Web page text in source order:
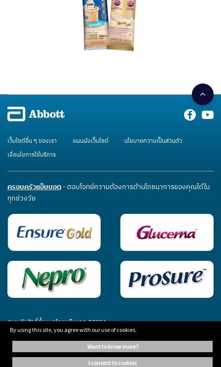
เว็บไซต์อื่น ๆ ของเรา แผนผังเว็บไซต์
นโยบายความเป็นส่วนตัว
เงื่อนไขการใช้บริการ
ครอบครัวแอ๊บบอต- ตอบโจทย์ความต้องการด้านโภชนาการของคุณได้ใน
ทุกช่วงวัย
สงวนลิขสิทธิ์ทั้งหมดโดยแอ๊บบอต ©2024
ข้อมูลในเว็บไซต์นี้จัดทำขึ้นเพื่อการศึกษาเท่านั้น ไม่ได้เป็นคำแนะนำจากผู้เชี่ยวชาญอิสระ
กรุณาปรึกษาแพทย์ประจำตัวเพื่อขอคำแนะนำทางการแพทย์เสมอ
By using this site, you agree with our use of cookies.
want to know more?
i consent to cookies